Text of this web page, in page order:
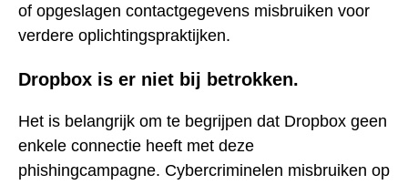
of opgeslagen contactgegevens misbruiken voor
verdere oplichtingspraktijken.
Dropbox is er niet bij betrokken.
Het is belangrijk om te begrijpen dat Dropbox geen
enkele connectie heeft met deze
phishingcampagne. Cybercriminelen misbruiken op